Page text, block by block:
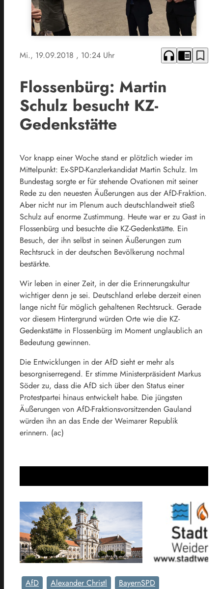
Mi., 19.09.2018 , 10:24 Uhr headphones chrome_reader_mode bookmark_border
Flossenbürg: Martin
Schulz besucht KZ-
Gedenkstätte
Vor knapp einer Woche stand er plötzlich wieder im
Mittelpunkt: Ex-SPD-Kanzlerkandidat Martin Schulz. Im
Bundestag sorgte er für stehende Ovationen mit seiner
Rede zu den neuesten Äußerungen aus der AfD-Fraktion.
Aber nicht nur im Plenum auch deutschlandweit stieß
Schulz auf enorme Zustimmung. Heute war er zu Gast in
Flossenbürg und besuchte die KZ-Gedenkstätte. Ein
Besuch, der ihn selbst in seinen Äußerungen zum
Rechtsruck in der deutschen Bevölkerung nochmal
bestärkte.
Wir leben in einer Zeit, in der die Erinnerungskultur
wichtiger denn je sei. Deutschland erlebe derzeit einen
lange nicht für möglich gehaltenen Rechtsruck. Gerade
vor diesem Hintergrund würden Orte wie die KZ-
Gedenkstätte in Flossenbürg im Moment unglaublich an
Bedeutung gewinnen.
Die Entwicklungen in der AfD sieht er mehr als
besorgniserregend. Er stimme Ministerpräsident Markus
Söder zu, dass die AfD sich über den Status einer
Protestpartei hinaus entwickelt habe. Die jüngsten
Äußerungen von AfD-Fraktionsvorsitzenden Gauland
würden ihn an das Ende der Weimarer Republik
erinnern. (ac)
AfD Alexander Christl
BayernSPD